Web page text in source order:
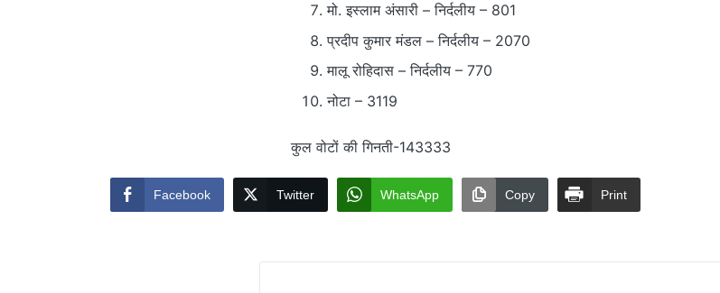
मो. इस्लाम अंसारी – निर्दलीय – 801
प्रदीप कुमार मंडल – निर्दलीय – 2070
मालू रोहिदास – निर्दलीय – 770
नोटा – 3119
कुल वोटों की गिनती-143333
Facebook Twitter WhatsApp Copy Print